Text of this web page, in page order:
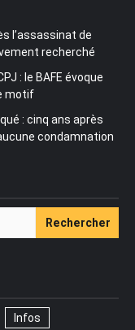
l’assassinat de
recherché
: le BAFE évoque
motif
: cinq ans après
condamnation
Infos